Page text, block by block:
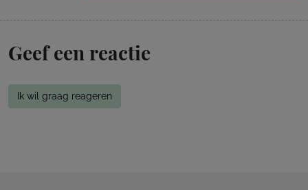
Geef een reactie
Ik wil graag reageren